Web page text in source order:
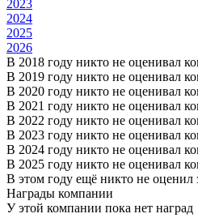
2023
2024
2025
2026
В 2018 году никто не оценивал
В 2019 году никто не оценивал
В 2020 году никто не оценивал
В 2021 году никто не оценивал
В 2022 году никто не оценивал
В 2023 году никто не оценивал
В 2024 году никто не оценивал
В 2025 году никто не оценивал
В этом году ещё никто не оценил
Награды компании
У этой компании пока нет наград